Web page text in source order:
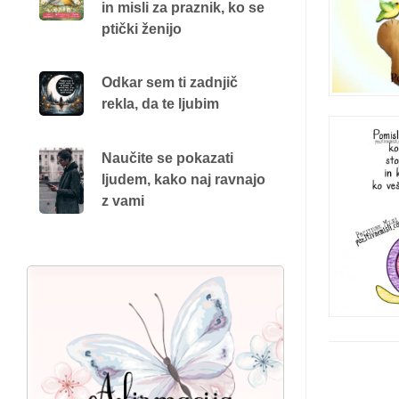
in misli za praznik, ko se
ptički ženijo
Odkar sem ti zadnjič
rekla, da te ljubim
Naučite se pokazati
ljudem, kako naj ravnajo
z vami